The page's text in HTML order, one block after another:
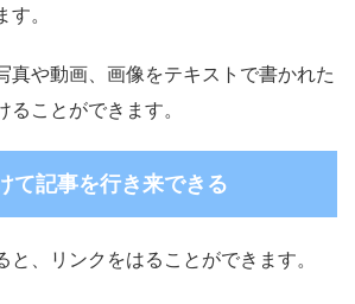
。
真や動画、画像をテキストで書かれた
ことができます。
て記事を行き来できる
と、リンクをはることができます。